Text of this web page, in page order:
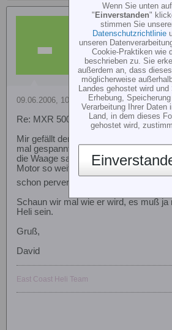
-DH-
Senior Member
09.06.2006, 10:40
Re: MXR 500
Mir gefällt der Heli mit Haube jetzt
mal gespannt wie gut die
die Waage sagt. Eine Sache stört
Motor so weit vorn montiert wird, muß
schon pervers zerdremeln
Schaun wir mal wie er wird, es muß ja
Heli sein.
Gruß,
David
East Coast Heli Team
Wenn Sie unten auf
"Einverstanden"
stimmen Sie
Datenschutzrichtlinie
unseren
Cookie-Praktiken wie
beschrieben zu. Sie
außerdem an, dass
möglicherweise
Landes gehostet wird und
Erhebung,
Verarbeitung Ihrer Daten
Land, in dem dieses
gehostet wird,